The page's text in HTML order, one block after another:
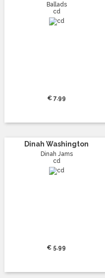
Ballads
cd
€ 7.99
Dinah Washington
Dinah Jams
cd
€ 5.99